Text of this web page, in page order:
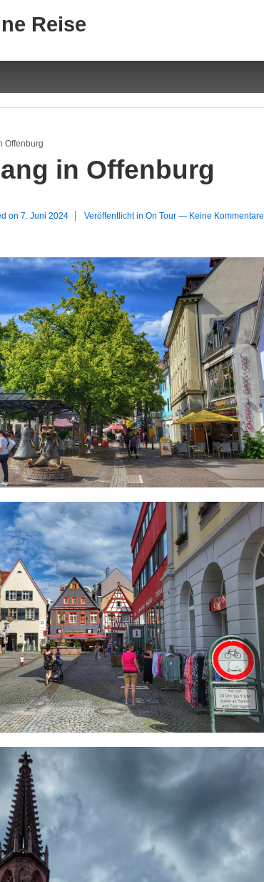
Reise
Offenburg
in Offenburg
on7. Juni 2024 Veröffentlicht inOn Tour — Keine Kommentare